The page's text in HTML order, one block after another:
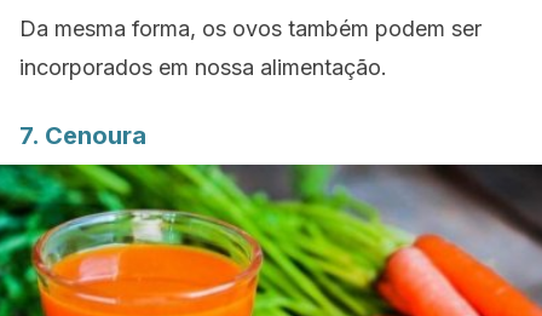
Da mesma forma, os ovos também podem ser
incorporados em nossa alimentação.
7. Cenoura